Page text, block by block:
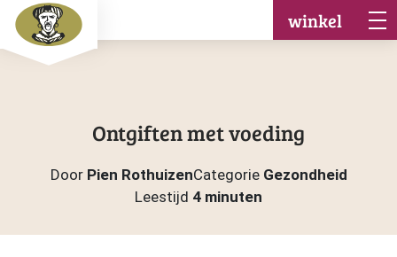
winkel
Ontgiften met voeding
Door Pien RothuizenCategorie Gezondheid
Leestijd 4 minuten